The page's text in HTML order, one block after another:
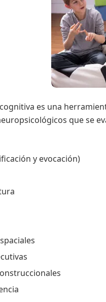
es una
que se
y evocación)